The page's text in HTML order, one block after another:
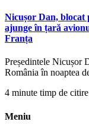
Nicușor Dan, blocat
ajunge în țară
Franța
Președintele Nicușor
România în noaptea
4 minute timp de citire
Meniu